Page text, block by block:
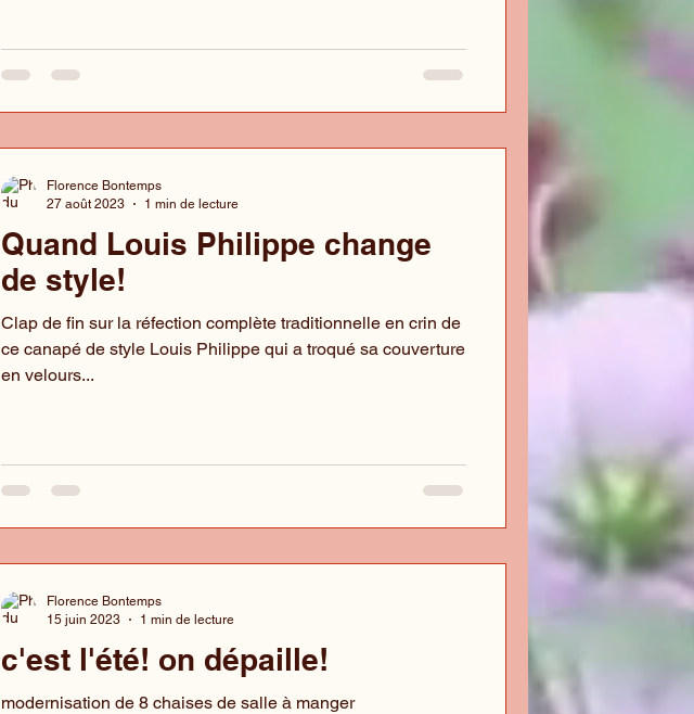
Quand Louis Philippe change
de style!
Clap de fin sur la réfection complète traditionnelle en crin de
ce canapé de style Louis Philippe qui a troqué sa couverture
en velours...
Florence Bontemps
27 août 2023
1 min de lecture
c'est l'été! on dépaille!
modernisation de 8 chaises de salle à manger
Florence Bontemps
15 juin 2023
1 min de lecture